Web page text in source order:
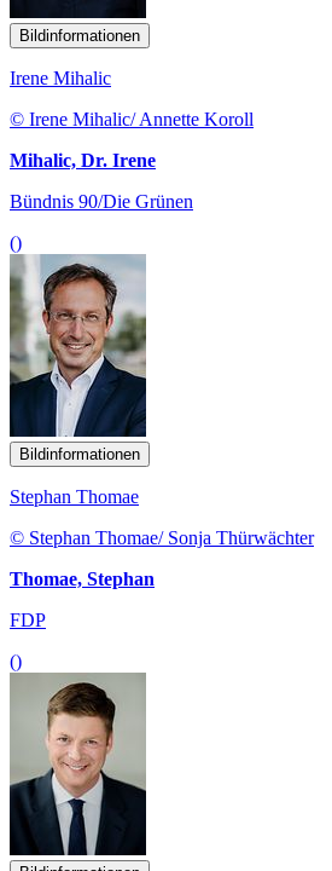
Bildinformationen
Irene Mihalic
© Irene Mihalic/ Annette Koroll
Mihalic, Dr. Irene
Bündnis 90/Die Grünen
()
Bildinformationen
Stephan Thomae
© Stephan Thomae/ Sonja Thürwächter
Thomae, Stephan
FDP
()